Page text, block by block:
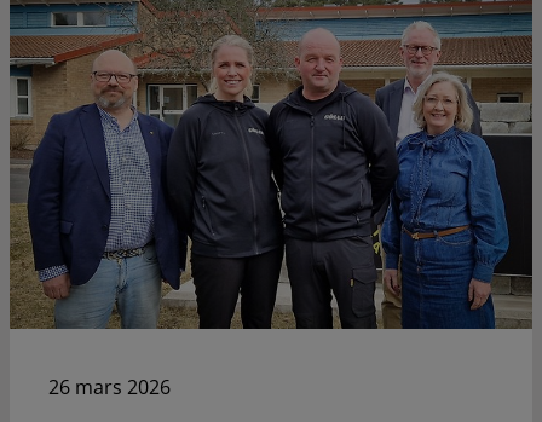
26 mars 2026